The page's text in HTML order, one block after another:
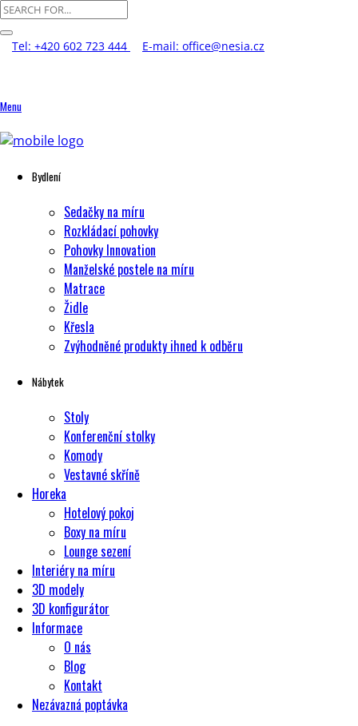
Tel: +420 602 723 444 E-mail: office@nesia.cz
Menu
Bydlení
Sedačky na míru
Rozkládací pohovky
Pohovky Innovation
Manželské postele na míru
Matrace
Židle
Křesla
Zvýhodněné produkty ihned k odběru
Nábytek
Stoly
Konferenční stolky
Komody
Vestavné skříně
Horeka
Hotelový pokoj
Boxy na míru
Lounge sezení
Interiéry na míru
3D modely
3D konfigurátor
Informace
O nás
Blog
Kontakt
Nezávazná poptávka